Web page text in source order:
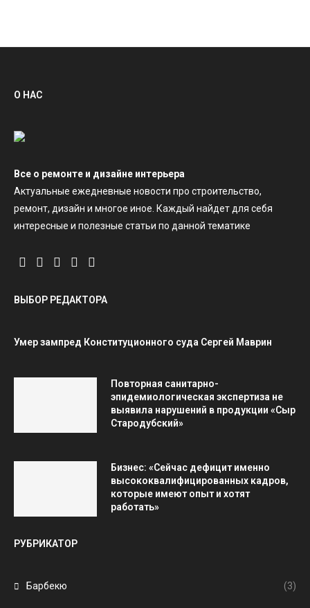
О НАС
Все о ремонте и дизайне интерьера
Актуальные ежедневные новости про строительство,
ремонт, дизайн и многое иное. Каждый найдет для себя
интересные и полезные статьи по данной тематике
ВЫБОР РЕДАКТОРА
Умер зампред Конституционного суда Сергей Маврин
Повторная санитарно-
эпидемиологическая экспертиза не
выявила нарушений в продукции «Сыр
Стародубский»
Бизнес: «Сейчас дефицит именно
высококвалифицированных кадров,
которые имеют опыт и хотят
работать»
РУБРИКАТОР
Барбекю (3)